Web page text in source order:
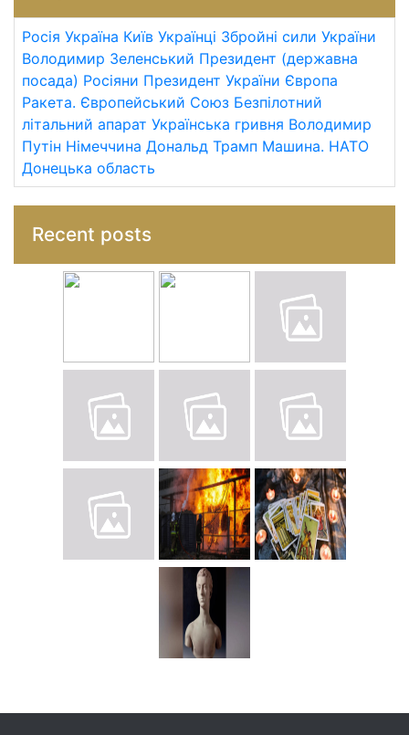
Росія Україна Київ Українці Збройні сили України
Володимир Зеленський Президент (державна
посада) Росіяни Президент України Європа
Ракета. Європейський Союз Безпілотний
літальний апарат Українська гривня Володимир
Путін Німеччина Дональд Трамп Машина. НАТО
Донецька область
Recent posts